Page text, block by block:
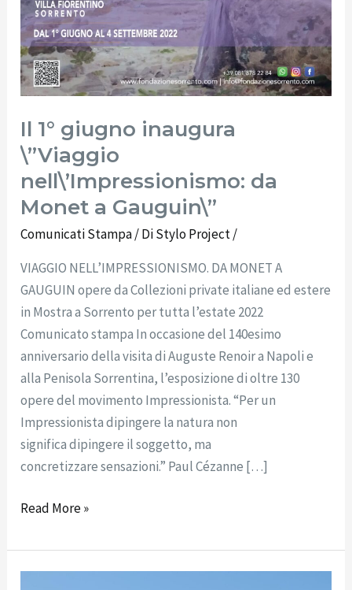
Il 1° giugno inaugura
\”Viaggio
nell\’Impressionismo: da
Monet a Gauguin\”
Comunicati Stampa/ DiStylo Project/
VIAGGIO NELL’IMPRESSIONISMO. DA MONET A
GAUGUIN opere da Collezioni private italiane ed estere
in Mostra a Sorrento per tutta l’estate 2022
Comunicato stampa In occasione del 140esimo
anniversario della visita di Auguste Renoir a Napoli e
alla Penisola Sorrentina, l’esposizione di oltre 130
opere del movimento Impressionista. “Per un
Impressionista dipingere la natura non
significa dipingere il soggetto, ma
concretizzare sensazioni.” Paul Cézanne […]
da
Monet
a
Gauguin\”
Read More »